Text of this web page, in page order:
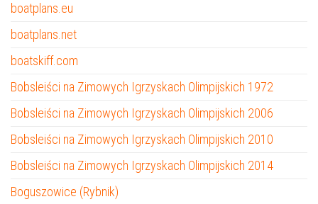
boatplans.eu
boatplans.net
boatskiff.com
Bobsleiści na Zimowych Igrzyskach Olimpijskich 1972
Bobsleiści na Zimowych Igrzyskach Olimpijskich 2006
Bobsleiści na Zimowych Igrzyskach Olimpijskich 2010
Bobsleiści na Zimowych Igrzyskach Olimpijskich 2014
Boguszowice (Rybnik)